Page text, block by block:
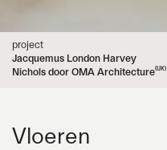
project
Jacquemus London Harvey
Nichols door OMA Architecture(UK)
Vloeren